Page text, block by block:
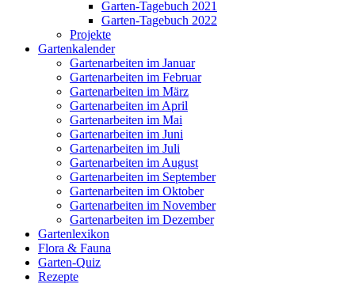
Garten-Tagebuch 2021
Garten-Tagebuch 2022
Projekte
Gartenkalender
Gartenarbeiten im Januar
Gartenarbeiten im Februar
Gartenarbeiten im März
Gartenarbeiten im April
Gartenarbeiten im Mai
Gartenarbeiten im Juni
Gartenarbeiten im Juli
Gartenarbeiten im August
Gartenarbeiten im September
Gartenarbeiten im Oktober
Gartenarbeiten im November
Gartenarbeiten im Dezember
Gartenlexikon
Flora & Fauna
Garten-Quiz
Rezepte